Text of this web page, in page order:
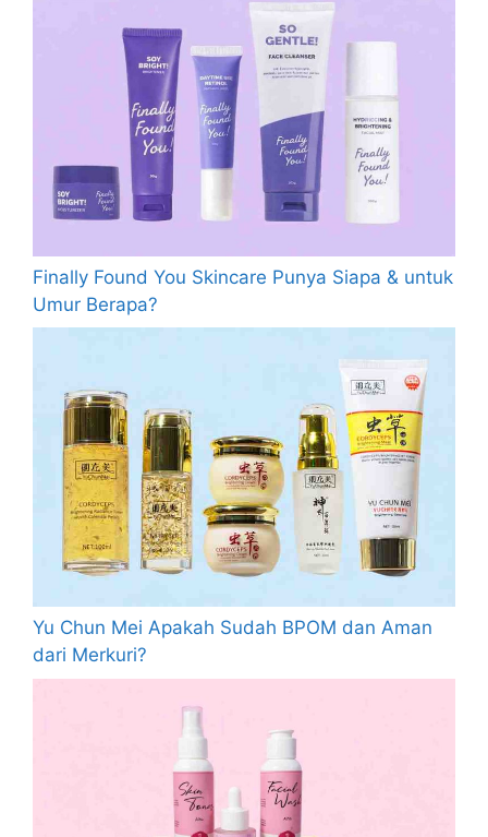
Finally Found You Skincare Punya Siapa & untuk
Umur Berapa?
Yu Chun Mei Apakah Sudah BPOM dan Aman
dari Merkuri?